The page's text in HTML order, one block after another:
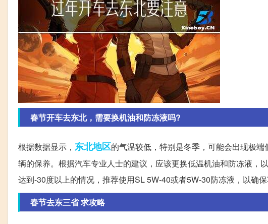
春节开车去东北，需要换机油和防冻液吗?
根据数据显示， 东北地区的气温较低，特别是冬季，可能会出现极
辆的保养。根据汽车专业人士的建议，应该更换低温机油和防冻液，
达到-30度以上的情况，推荐使用SL 5W-40或者5W-30防冻液，以确保
春节去东三省 求攻略